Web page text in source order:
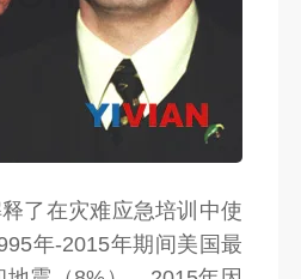
了在灾难应急培训中使
年-2015年期间美国最